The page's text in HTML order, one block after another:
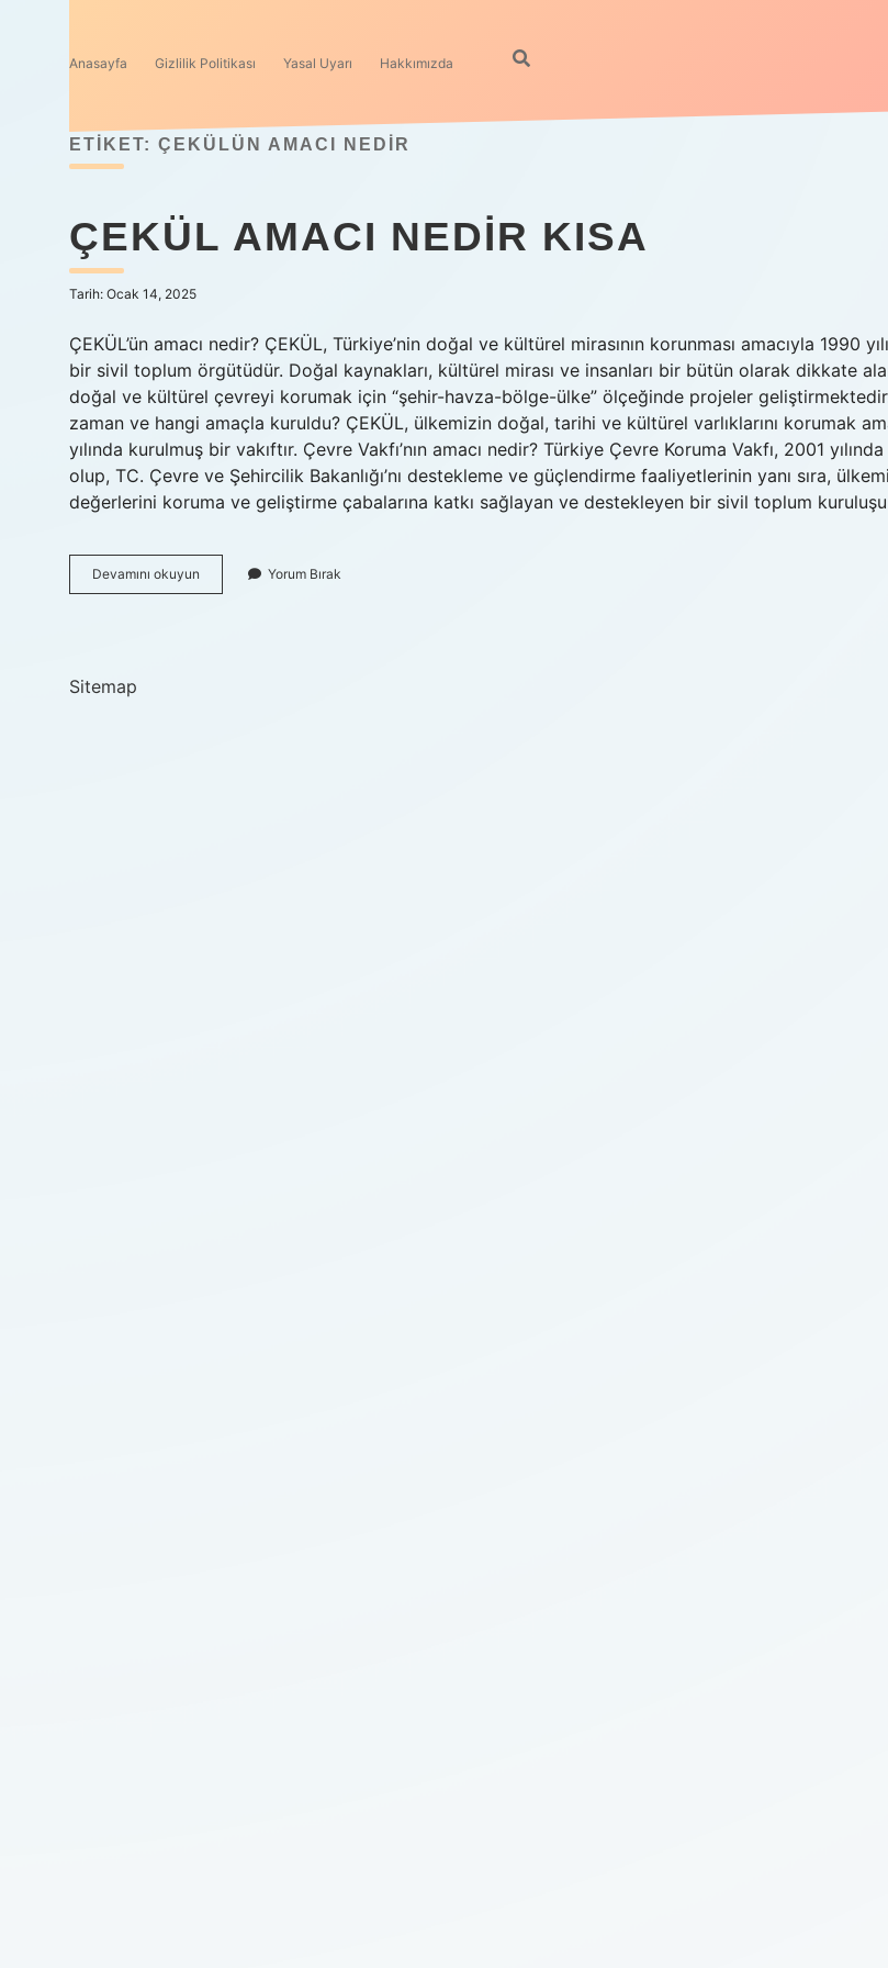
Anasayfa Gizlilik Politikası Yasal Uyarı Hakkımızda
ETIKET: ÇEKÜLÜN AMACI NEDIR
ÇEKÜL AMACI NEDIR KISA
Tarih: Ocak 14, 2025
ÇEKÜL’ün amacı nedir? ÇEKÜL, Türkiye’nin doğal ve kültürel mirasının korunması amacıyla 1990
bir sivil toplum örgütüdür. Doğal kaynakları, kültürel mirası ve insanları bir bütün olarak dikkate
doğal ve kültürel çevreyi korumak için “şehir-havza-bölge-ülke” ölçeğinde projeler
zaman ve hangi amaçla kuruldu? ÇEKÜL, ülkemizin doğal, tarihi ve kültürel varlıklarını korumak
yılında kurulmuş bir vakıftır. Çevre Vakfı’nın amacı nedir? Türkiye Çevre Koruma Vakfı, 2001
olup, TC. Çevre ve Şehircilik Bakanlığı’nı destekleme ve güçlendirme faaliyetlerinin yanı sıra,
değerlerini koruma ve geliştirme çabalarına katkı sağlayan ve destekleyen bir sivil toplum
Devamını okuyun
Amacı
Yorum Bırak
Sitemap